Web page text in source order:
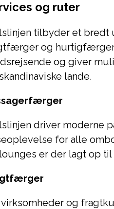
og ruter
tilbyder et bredt
og
og giver
lande.
driver moderne
for alle
er der lagt op
virksomheder og